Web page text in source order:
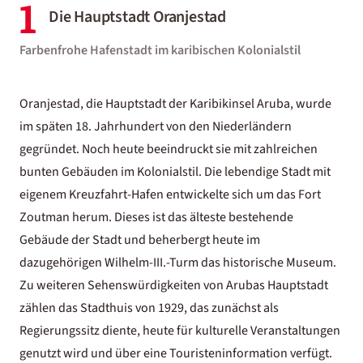
1 Die Hauptstadt Oranjestad
Farbenfrohe Hafenstadt im karibischen Kolonialstil
Oranjestad, die Hauptstadt der Karibikinsel Aruba, wurde
im späten 18. Jahrhundert von den Niederländern
gegründet. Noch heute beeindruckt sie mit zahlreichen
bunten Gebäuden im Kolonialstil. Die lebendige Stadt mit
eigenem Kreuzfahrt-Hafen entwickelte sich um das Fort
Zoutman herum. Dieses ist das älteste bestehende
Gebäude der Stadt und beherbergt heute im
dazugehörigen Wilhelm-III.-Turm das historische Museum.
Zu weiteren Sehenswürdigkeiten von Arubas Hauptstadt
zählen das Stadthuis von 1929, das zunächst als
Regierungssitz diente, heute für kulturelle Veranstaltungen
genutzt wird und über eine Touristeninformation verfügt.